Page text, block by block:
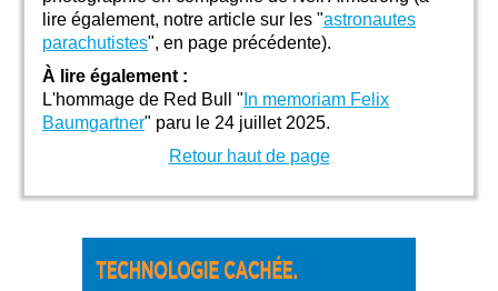
lire également, notre article sur les "astronautes
parachutistes", en page précédente).
À lire également :
L'hommage de Red Bull " In memoriam Felix
Baumgartner" paru le 24 juillet 2025.
Retour haut de page